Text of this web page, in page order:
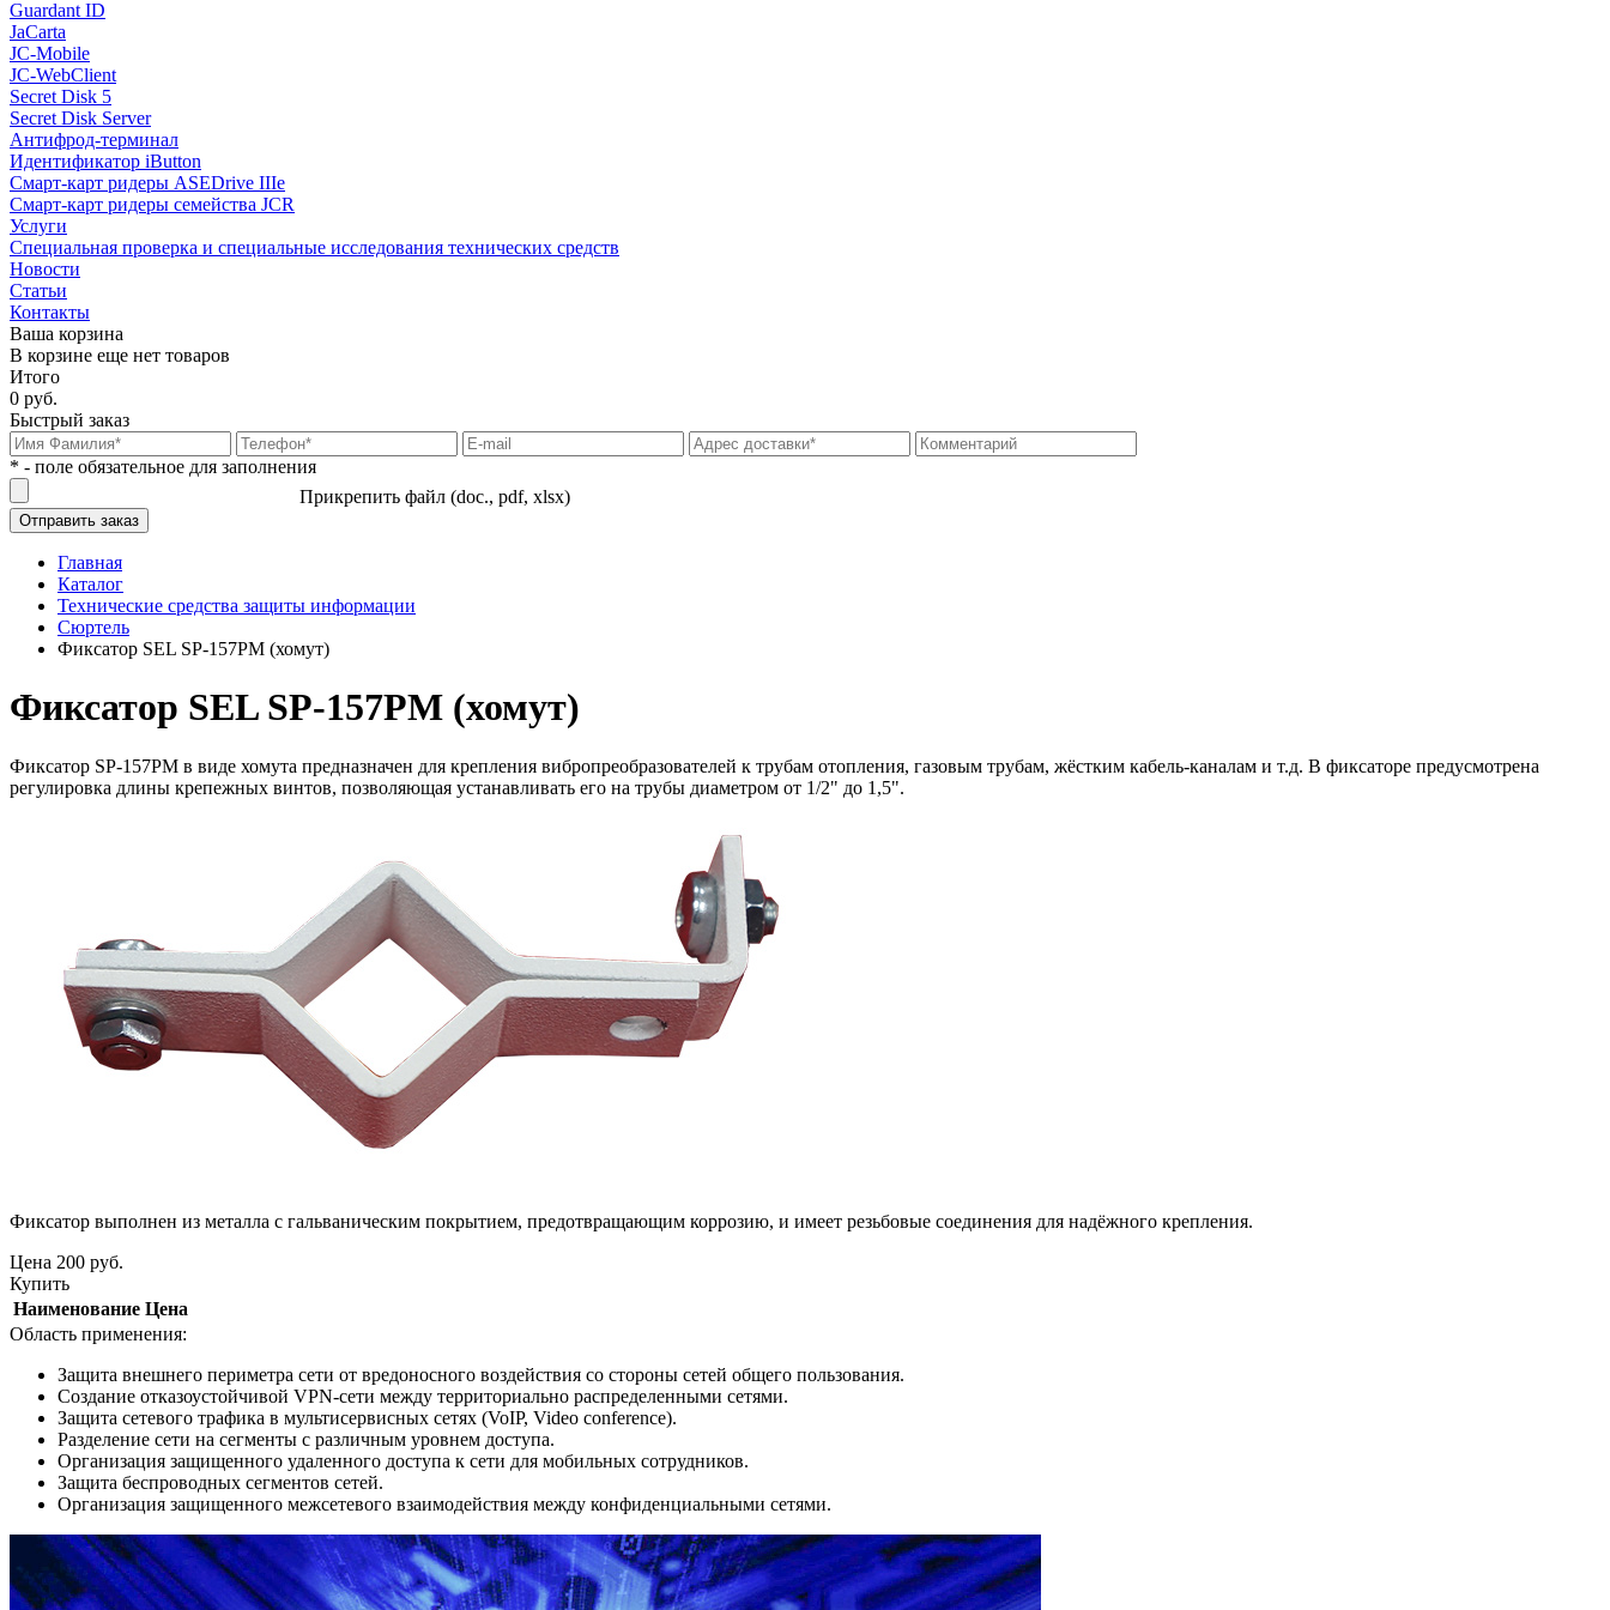
Guardant ID
JaCarta
JC-Mobile
JC-WebClient
Secret Disk 5
Secret Disk Server
Антифрод-терминал
Идентификатор iButton
Смарт-карт ридеры ASEDrive IIIe
Смарт-карт ридеры семейства JCR
Услуги
Специальная проверка и специальные исследования технических средств
Новости
Статьи
Контакты
Ваша корзина
В корзине еще нет товаров
Итого
0 руб.
Быстрый заказ
* - поле обязательное для заполнения
Прикрепить файл (doc., pdf, xlsx)
Главная
Каталог
Технические средства защиты информации
Сюртель
Фиксатор SEL SP-157PM (хомут)
Фиксатор SEL SP-157PM (хомут)
Фиксатор SP-157PM в виде хомута предназначен для крепления вибропреобразователей к трубам отопления, газовым трубам, жёстким кабель-каналам и т.д. В фиксаторе предусмотрена
регулировка длины крепежных винтов, позволяющая устанавливать его на трубы диаметром от 1/2" до 1,5".
Фиксатор выполнен из металла с гальваническим покрытием, предотвращающим коррозию, и имеет резьбовые соединения для надёжного крепления.
Цена 200 руб.
Купить
Наименование Цена
Область применения:
Защита внешнего периметра сети от вредоносного воздействия со стороны сетей общего пользования.
Создание отказоустойчивой VPN-сети между территориально распределенными сетями.
Защита сетевого трафика в мультисервисных сетях (VoIP, Video conference).
Разделение сети на сегменты с различным уровнем доступа.
Организация защищенного удаленного доступа к сети для мобильных сотрудников.
Защита беспроводных сегментов сетей.
Организация защищенного межсетевого взаимодействия между конфиденциальными сетями.